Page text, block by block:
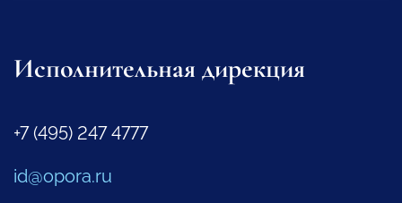
Исполнительная дирекция
+7 (495) 247 4777
id@opora.ru